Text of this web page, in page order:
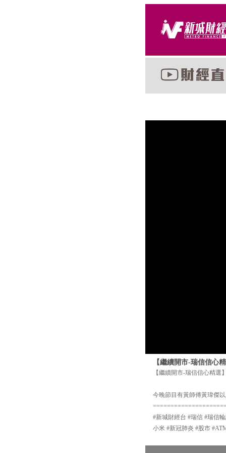
【繼續開市-瑞信信心
【繼續開市-瑞信信心精
今晚節目有黃師傅黃瑋傑
#新城財經台 #瑞信 #瑞信
小米 #新冠肺炎 #股市